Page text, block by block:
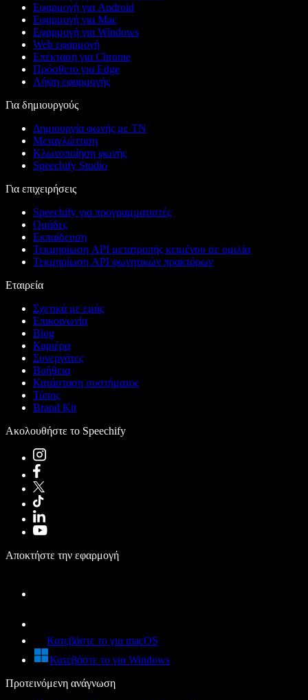
Εφαρμογή για Android
Εφαρμογή για Mac
Εφαρμογή για Windows
Web εφαρμογή
Επέκταση για Chrome
Πρόσθετο για Edge
Λήψη εφαρμογής
Για δημιουργούς
Δημιουργία φωνής με ΤΝ
Μεταγλώττιση
Κλωνοποίηση φωνής
Speechify Studio
Για επιχειρήσεις
Speechify για προγραμματιστές
Ομάδες
Εκπαίδευση
Τεκμηρίωση API μετατροπής κειμένου σε ομιλία
Τεκμηρίωση API φωνητικών πρακτόρων
Εταιρεία
Σχετικά με εμάς
Επικοινωνία
Blog
Καριέρα
Συνεργάτες
Βοήθεια
Κατάσταση συστήματος
Τύπος
Brand Kit
Ακολουθήστε το Speechify
Αποκτήστε την εφαρμογή
Κατεβάστε το για macOS
Κατεβάστε το για Windows
Προτεινόμενη ανάγνωση